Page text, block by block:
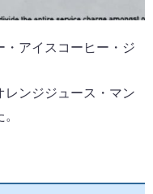
・アイスコーヒー・ジ
レンジジュース・マン